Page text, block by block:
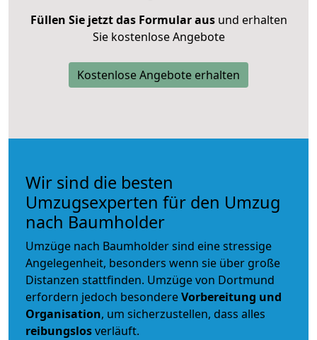
Füllen Sie jetzt das Formular ausund erhalten
Sie kostenlose Angebote
Kostenlose Angebote erhalten
Wir sind die besten
Umzugsexperten für den Umzug
nach Baumholder
Umzüge nach Baumholder sind eine stressige
Angelegenheit, besonders wenn sie über große
Distanzen stattfinden. Umzüge von Dortmund
erfordern jedoch besondereVorbereitung und
Organisation, um sicherzustellen, dass alles
reibungslosverläuft.